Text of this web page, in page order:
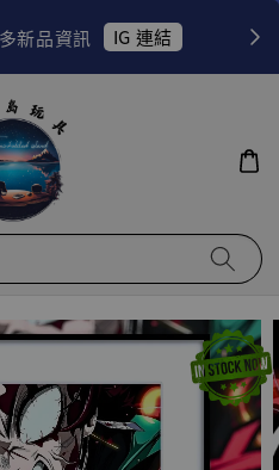
新品資訊 IG 連結